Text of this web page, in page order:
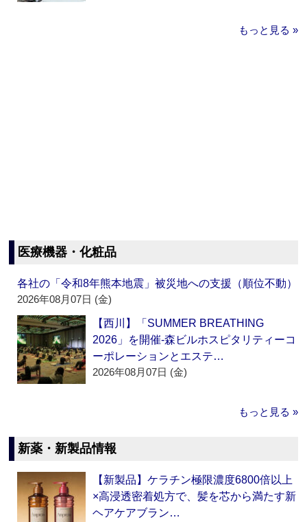
もっと見る »
医療機器・化粧品
各社の「令和8年熊本地震」被災地への支援（順位不動）
2026年08月07日 (金)
【西川】「SUMMER BREATHING
2026」を開催‐森ビルホスピタリティーコ
ーポレーションとエステ…
2026年08月07日 (金)
もっと見る »
新薬・新製品情報
【新製品】ケラチン極限濃度6800倍以上
×高浸透密着処方で、髪を芯から満たす新
ヘアケアブラン…